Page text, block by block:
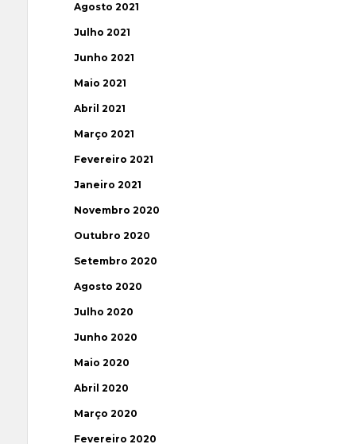
Agosto 2021
Julho 2021
Junho 2021
Maio 2021
Abril 2021
Março 2021
Fevereiro 2021
Janeiro 2021
Novembro 2020
Outubro 2020
Setembro 2020
Agosto 2020
Julho 2020
Junho 2020
Maio 2020
Abril 2020
Março 2020
Fevereiro 2020